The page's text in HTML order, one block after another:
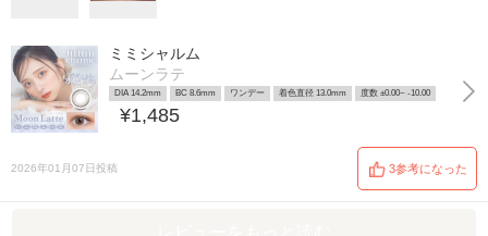
ミミシャルム
ムーンラテ
DIA 14.2mm BC 8.6mm ワンデー 着色直径 13.0mm 度数 ±0.00~ -10.00
¥1,485
2026年01月07日投稿 3参考になった